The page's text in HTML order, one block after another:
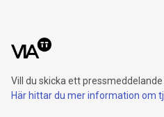
Vill du skicka ett
Här hittar du mer information om